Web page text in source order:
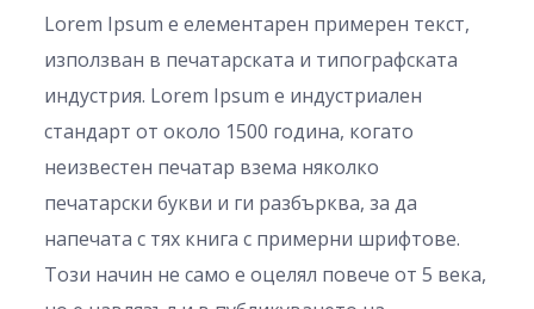
Lorem Ipsum е елементарен примерен текст,
използван в печатарската и типографската
индустрия. Lorem Ipsum е индустриален
стандарт от около 1500 година, когато
неизвестен печатар взема няколко
печатарски букви и ги разбърква, за да
напечата с тях книга с примерни шрифтове.
Този начин не само е оцелял повече от 5 века,